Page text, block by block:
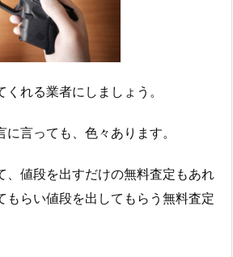
れる業者にしましょう。
言っても、色々あります。
、値段を出すだけの無料査定もあれ
もらい値段を出してもらう無料査定